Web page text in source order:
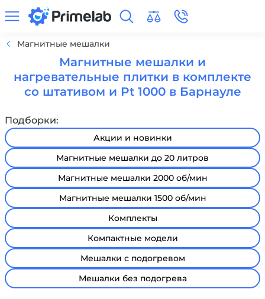
Магнитные мешалки
Магнитные мешалки и
нагревательные плитки в комплекте
со штативом и Pt 1000 в Барнауле
Подборки:
Акции и новинки
Магнитные мешалки до 20 литров
Магнитные мешалки 2000 об/мин
Магнитные мешалки 1500 об/мин
Комплекты
Компактные модели
Мешалки с подогревом
Мешалки без подогрева